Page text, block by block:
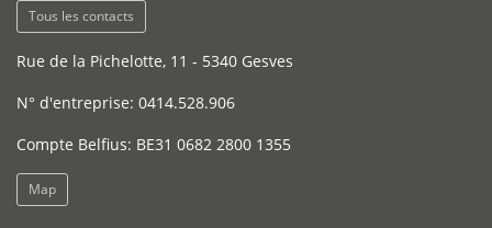
Tous les contacts
Rue de la Pichelotte, 11 - 5340 Gesves
N° d'entreprise: 0414.528.906
Compte Belfius: BE31 0682 2800 1355
Map